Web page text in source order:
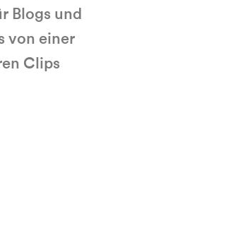
Blogs und
von einer
Clips